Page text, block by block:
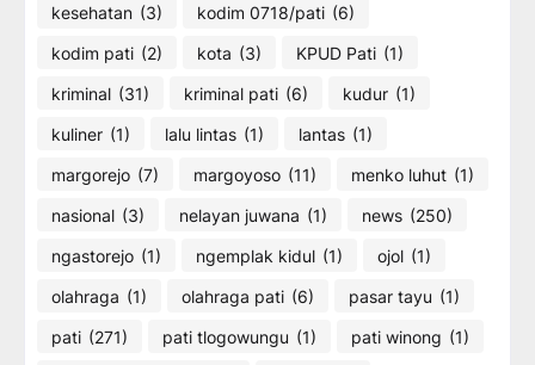
kesehatan (3) kodim 0718/pati (6)
kodim pati (2) kota (3) KPUD Pati (1)
kriminal (31) kriminal pati (6) kudur (1)
kuliner (1) lalu lintas (1) lantas (1)
margorejo (7) margoyoso (11) menko luhut (1)
nasional (3) nelayan juwana (1) news (250)
ngastorejo (1) ngemplak kidul (1) ojol (1)
olahraga (1) olahraga pati (6) pasar tayu (1)
pati (271) pati tlogowungu (1) pati winong (1)